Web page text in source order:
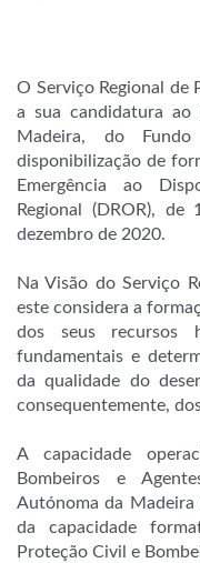
O Serviço Regional de
a sua candidatura ao
Madeira, do
disponibilização de
Emergência ao
Regional (DROR),
dezembro de 2020.
Na Visão do Serviço
este considera a
dos seus recursos
fundamentais e
da qualidade do
consequentemente,
A capacidade
Bombeiros e
Autónoma da Madeira
da capacidade
Proteção Civil e